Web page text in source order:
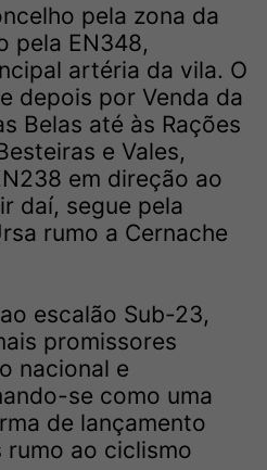
pela zona da
pela EN348,
artéria da vila. O
depois por Venda da
Belas até às Rações
e Vales,
em direção ao
daí, segue pela
rumo a Cernache
escalão Sub-23,
promissores
nacional e
se como uma
de lançamento
ao ciclismo